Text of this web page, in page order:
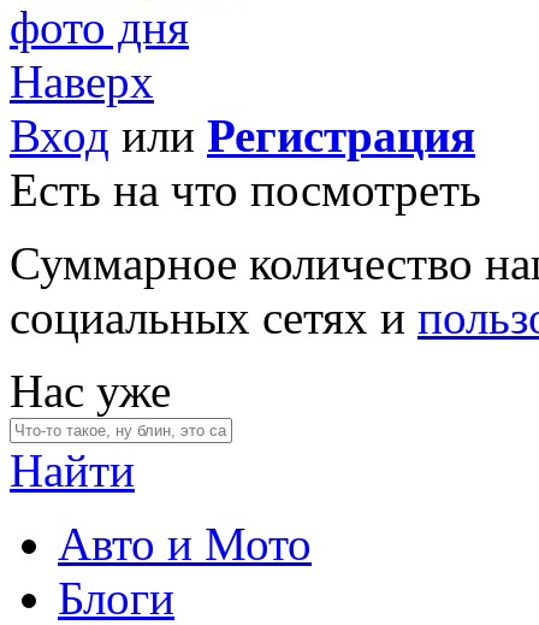
фото дня
Наверх
Вход или Регистрация
Есть на что посмотреть
Суммарное количество
социальных сетях и
Нас уже
Найти
Авто и Мото
Блоги